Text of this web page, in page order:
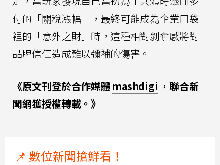
付的「關稅漲幅」，最終可能成為企業口袋
裡的「意外之財」時，這種相對剝奪感將對
品牌信任造成難以彌補的傷害。
《原文刊登於合作媒體 mashdigi ，聯合新
聞網獲授權轉載。》
📌 數位新聞搶鮮看！